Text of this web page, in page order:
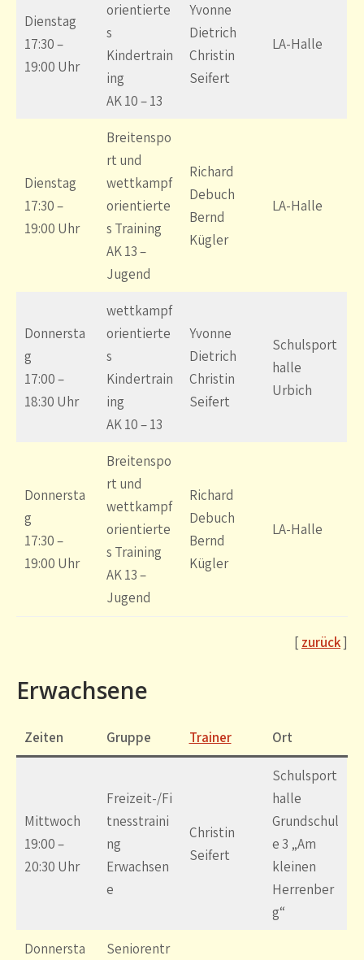
Dienstag
17:30 –
19:00 Uhr
orientierte
s
Kindertrain
ing
AK 10 – 13
Yvonne
Dietrich
Christin
Seifert
LA-Halle
Dienstag
17:30 –
19:00 Uhr
Breitenspo
rt und
wettkampf
orientierte
s Training
AK 13 –
Jugend
Richard
Debuch
Bernd
Kügler
LA-Halle
Donnersta
g
17:00 –
18:30 Uhr
wettkampf
orientierte
s
Kindertrain
ing
AK 10 – 13
Yvonne
Dietrich
Christin
Seifert
Schulsport
halle
Urbich
Donnersta
g
17:30 –
19:00 Uhr
Breitenspo
rt und
wettkampf
orientierte
s Training
AK 13 –
Jugend
Richard
Debuch
Bernd
Kügler
LA-Halle
[ zurück]
Erwachsene
Zeiten Gruppe Trainer Ort
Mittwoch
19:00 –
20:30 Uhr
Freizeit-/Fi
tnesstraini
ng
Erwachsen
e
Christin
Seifert
Schulsport
halle
Grundschul
e 3 „Am
kleinen
Herrenber
g“
Donnersta
Seniorentr